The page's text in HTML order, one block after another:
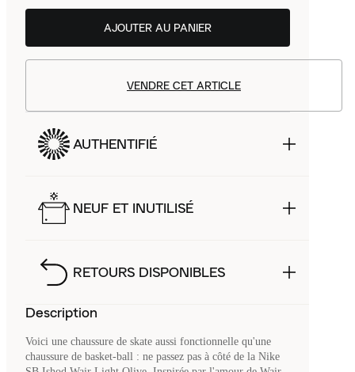
AJOUTER AU PANIER
VENDRE CET ARTICLE
AUTHENTIFIÉ
NEUF ET INUTILISÉ
RETOURS DISPONIBLES
Description
Voici une chaussure de skate aussi fonctionnelle qu'une
chaussure de basket-ball : ne passez pas à côté de la Nike